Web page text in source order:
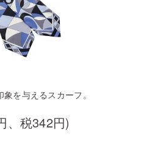
を与えるスカーフ。
、税342円)